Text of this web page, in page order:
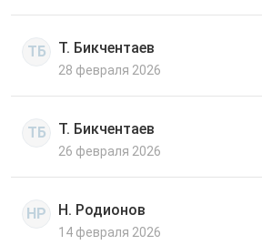
ТБ Т. Бикчентаев
28 февраля 2026
ТБ Т. Бикчентаев
26 февраля 2026
НР Н. Родионов
14 февраля 2026